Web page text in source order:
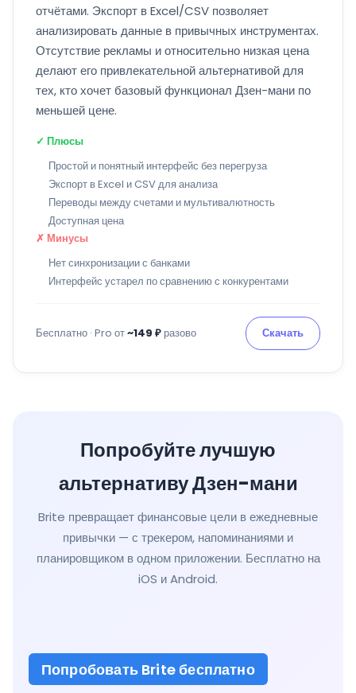
отчётами. Экспорт в Excel/CSV позволяет
анализировать данные в привычных инструментах.
Отсутствие рекламы и относительно низкая цена
делают его привлекательной альтернативой для
тех, кто хочет базовый функционал Дзен-мани по
меньшей цене.
✓ Плюсы
Простой и понятный интерфейс без перегруза
Экспорт в Excel и CSV для анализа
Переводы между счетами и мультивалютность
Доступная цена
✗ Минусы
Нет синхронизации с банками
Интерфейс устарел по сравнению с конкурентами
Бесплатно · Pro от~149 ₽ разово Скачать
Попробуйте лучшую
альтернативу Дзен-мани
Brite превращает финансовые цели в ежедневные
привычки — с трекером, напоминаниями и
планировщиком в одном приложении. Бесплатно на
iOS и Android.
Попробовать Brite бесплатно